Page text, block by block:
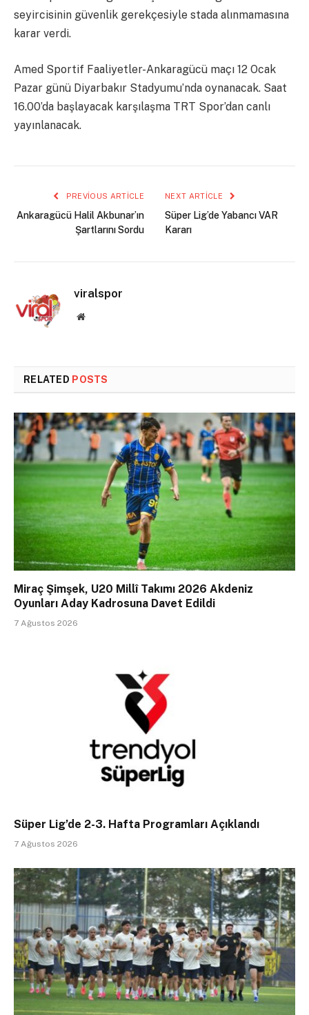
seyircisinin güvenlik gerekçesiyle stada alınmamasına
karar verdi.
Amed Sportif Faaliyetler-Ankaragücü maçı 12 Ocak
Pazar günü Diyarbakır Stadyumu’nda oynanacak. Saat
16.00’da başlayacak karşılaşma TRT Spor’dan canlı
yayınlanacak.
PREVIOUS ARTICLE
Ankaragücü Halil Akbunar’ın
Şartlarını Sordu
NEXT ARTICLE
Süper Lig’de Yabancı VAR
Kararı
viralspor
Website
RELATED POSTS
Miraç Şimşek, U20 Millî Takımı 2026 Akdeniz
Oyunları Aday Kadrosuna Davet Edildi
7 Ağustos 2026
Süper Lig’de 2-3. Hafta Programları Açıklandı
7 Ağustos 2026